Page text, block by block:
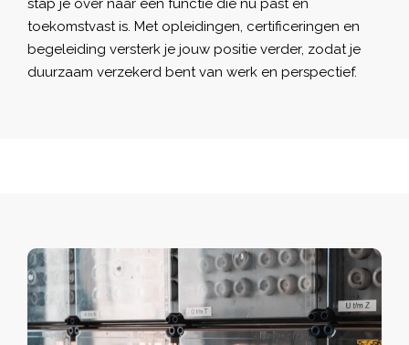
stap je over naar een functie die nú past én
toekomstvast is. Met opleidingen, certificeringen en
begeleiding versterk je jouw positie verder, zodat je
duurzaam verzekerd bent van werk en perspectief.